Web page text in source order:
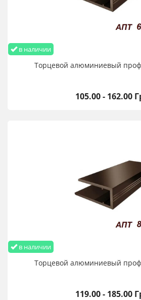
в наличии
Торцевой алюминиевый
105.00 - 162.00
в наличии
Торцевой алюминиевый
119.00 - 185.00